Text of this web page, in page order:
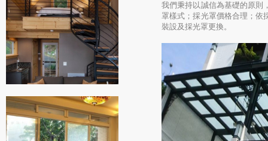
我們秉持以誠信為基礎的原則
罩樣式；採光罩價格合理；依
裝設及採光罩更換。